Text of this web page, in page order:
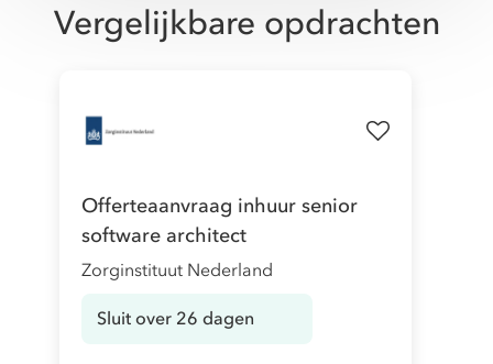
Vergelijkbare opdrachten
Offerteaanvraag inhuur senior
software architect
Zorginstituut Nederland
Sluit over 26 dagen